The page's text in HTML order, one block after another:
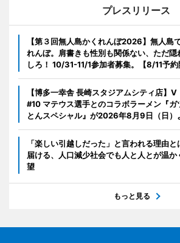
プレスリリース
【第３回無人島かくれんぼ2026】無人島
れんぼ。肩書きも性別も関係ない、ただ
しろ！ 10/31-11/1参加者募集。【8/11予約
【博多一幸舎 長崎スタジアムシティ店】
#10 マテウス選手とのコラボラーメン『ガ
とんスペシャル』が2026年8月9日（日）
「楽しい引越しだった」と言われる理由
届ける、人口減少社会でも人と人とが温
望
もっと見る